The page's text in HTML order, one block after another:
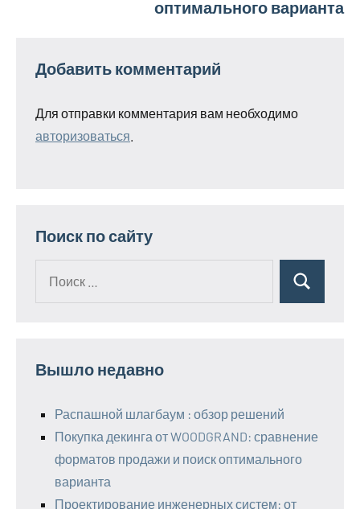
оптимального варианта
Добавить комментарий
Для отправки комментария вам необходимо
авторизоваться
Поиск по сайту
Поиск
Вышло недавно
Распашной шлагбаум : обзор решений
Покупка декинга от WOODGRAND: сравнение
форматов продажи и поиск оптимального
варианта
Проектирование инженерных систем: от